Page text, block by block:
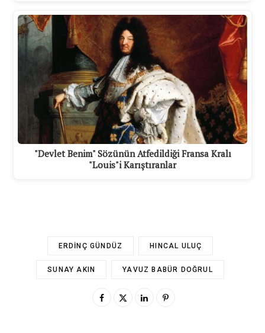
"Devlet Benim" Sözünün Atfedildiği Fransa Kralı
"Louis"i Karıştıranlar
ERDINÇ GÜNDÜZ HINCAL ULUÇ
SUNAY AKIN YAVUZ BABÜR DOĞRUL